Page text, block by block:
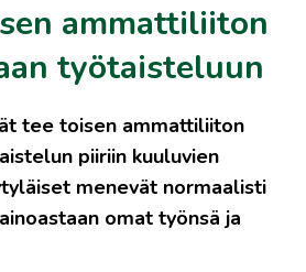
ammattiliiton
työtaisteluun
tee toisen ammattiliiton
piiriin kuuluvien
menevät normaalisti
omat työnsä ja